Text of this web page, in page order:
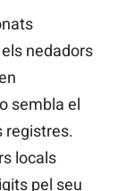
nedadors
sembla el
registres.
locals
pel seu